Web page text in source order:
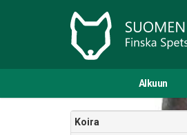
Alkuun
Koira